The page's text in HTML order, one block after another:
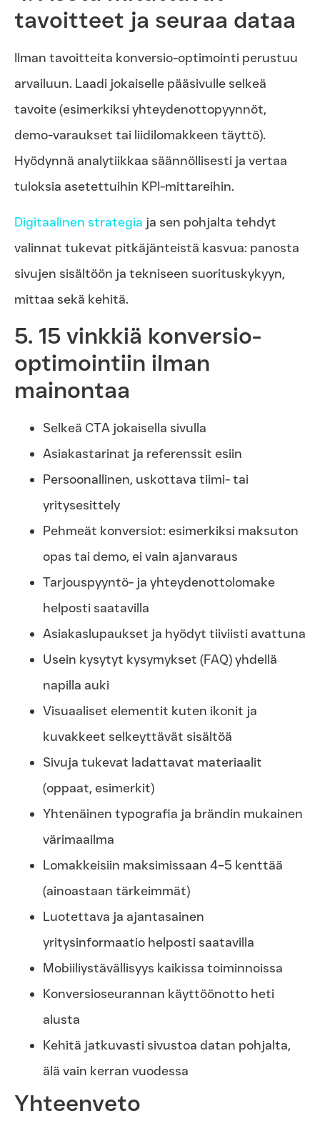
tavoitteet ja seuraa dataa
Ilman tavoitteita konversio-optimointi perustuu
arvailuun. Laadi jokaiselle pääsivulle selkeä
tavoite (esimerkiksi yhteydenottopyynnöt,
demo-varaukset tai liidilomakkeen täyttö).
Hyödynnä analytiikkaa säännöllisesti ja vertaa
tuloksia asetettuihin KPI-mittareihin.
Digitaalinen strategia ja sen pohjalta tehdyt
valinnat tukevat pitkäjänteistä kasvua: panosta
sivujen sisältöön ja tekniseen suorituskykyyn,
mittaa sekä kehitä.
5. 15 vinkkiä konversio-
optimointiin ilman
mainontaa
Selkeä CTA jokaisella sivulla
Asiakastarinat ja referenssit esiin
Persoonallinen, uskottava tiimi- tai
yritysesittely
Pehmeät konversiot: esimerkiksi maksuton
opas tai demo, ei vain ajanvaraus
Tarjouspyyntö- ja yhteydenottolomake
helposti saatavilla
Asiakaslupaukset ja hyödyt tiiviisti avattuna
Usein kysytyt kysymykset (FAQ) yhdellä
napilla auki
Visuaaliset elementit kuten ikonit ja
kuvakkeet selkeyttävät sisältöä
Sivuja tukevat ladattavat materiaalit
(oppaat, esimerkit)
Yhtenäinen typografia ja brändin mukainen
värimaailma
Lomakkeisiin maksimissaan 4–5 kenttää
(ainoastaan tärkeimmät)
Luotettava ja ajantasainen
yritysinformaatio helposti saatavilla
Mobiiliystävällisyys kaikissa toiminnoissa
Konversioseurannan käyttöönotto heti
alusta
Kehitä jatkuvasti sivustoa datan pohjalta,
älä vain kerran vuodessa
Yhteenveto